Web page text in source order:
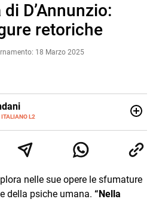
D’Annunzio:
retoriche
18 Marzo 2025
ITALIANO L2
grado. Mi occupo inoltre di
e contenuti per il web. Amo i saggi
nelle sue opere le sfumature
della psiche umana. “Nella